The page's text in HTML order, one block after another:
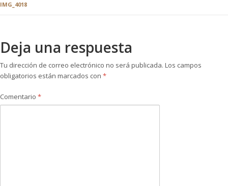
IMG_4018
Deja una respuesta
Tu dirección de correo electrónico no será publicada. Los campos
obligatorios están marcados con *
Comentario *